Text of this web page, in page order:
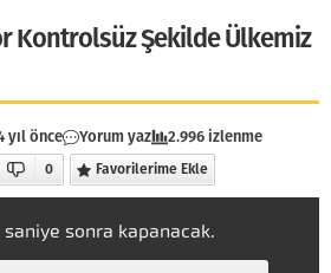
Kontrolsüz Şekilde Ülkemiz
yıl önce Yorum yaz 2.996 izlenme
0 Favorilerime Ekle
saniye sonra kapanacak.